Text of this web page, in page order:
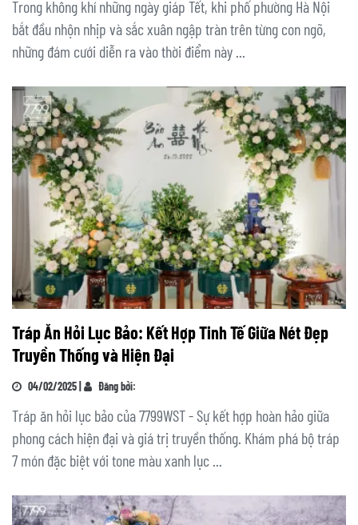
Trong không khí những ngày giáp Tết, khi phố phường Hà Nội
bắt đầu nhộn nhịp và sắc xuân ngập tràn trên từng con ngõ,
những đám cưới diễn ra vào thời điểm này ...
Tráp Ăn Hỏi Lục Bảo: Kết Hợp Tinh Tế Giữa Nét Đẹp
Truyền Thống và Hiện Đại
04/02/2025 | Đăng bởi:
Tráp ăn hỏi lục bảo của 7799WST - Sự kết hợp hoàn hảo giữa
phong cách hiện đại và giá trị truyền thống. Khám phá bộ tráp
7 món đặc biệt với tone màu xanh lục ...